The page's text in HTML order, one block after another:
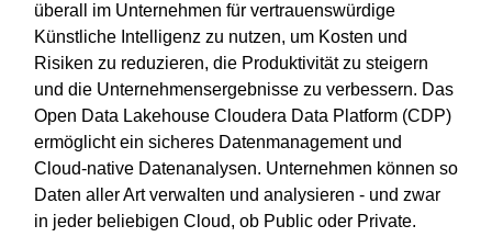
überall im Unternehmen für vertrauenswürdige
Künstliche Intelligenz zu nutzen, um Kosten und
Risiken zu reduzieren, die Produktivität zu steigern
und die Unternehmensergebnisse zu verbessern. Das
Open Data Lakehouse Cloudera Data Platform (CDP)
ermöglicht ein sicheres Datenmanagement und
Cloud-native Datenanalysen. Unternehmen können so
Daten aller Art verwalten und analysieren - und zwar
in jeder beliebigen Cloud, ob Public oder Private.